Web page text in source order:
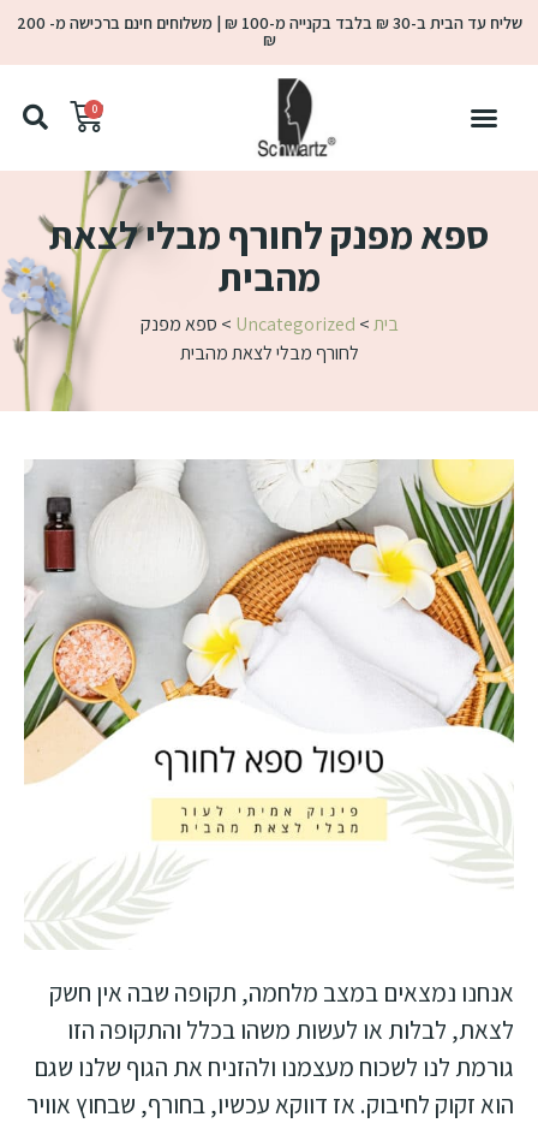
שליח עד הבית ב-30 ₪ בלבד בקנייה מ-100 ₪ | משלוחים חינם ברכישה מ- 200
₪
0
ספא מפנק לחורף מבלי לצאת
מהבית
בית>
Uncategorized
> ספא מפנק
לחורף מבלי לצאת מהבית
אנחנו נמצאים במצב מלחמה, תקופה שבה אין חשק
לצאת, לבלות או לעשות משהו בכלל והתקופה הזו
גורמת לנו לשכוח מעצמנו ולהזניח את הגוף שלנו שגם
הוא זקוק לחיבוק. אז דווקא עכשיו, בחורף, שבחוץ אוויר